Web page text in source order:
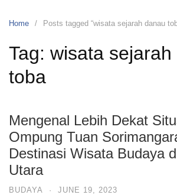
Home Posts tagged “wisata sejarah danau
Tag: wisata sejarah
toba
Mengenal Lebih Dekat
Ompung Tuan
Destinasi Wisata Budaya
Utara
BUDAYA · JUNE 19, 2023